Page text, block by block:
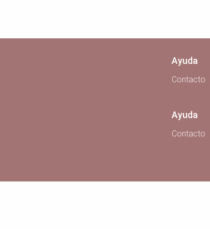
Ayuda
Contacto
Ayuda
Contacto